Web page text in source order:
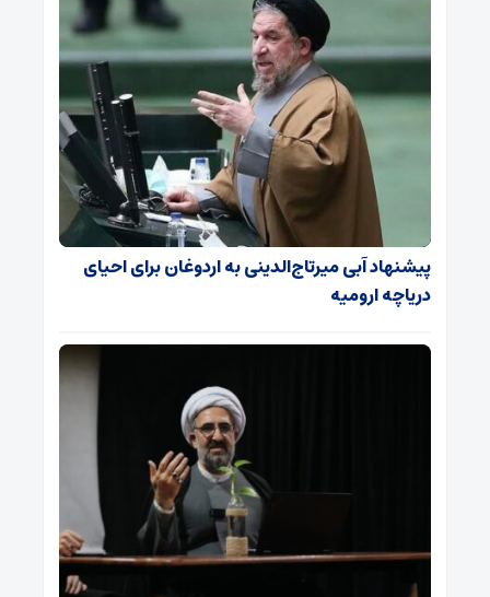
پیشنهاد آبی میرتاج‌الدینی‌ به اردوغان برای احیای
دریاچه ارومیه